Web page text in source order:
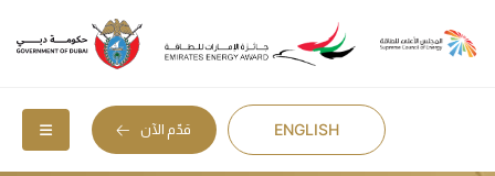
ENGLISH قدّم الآن